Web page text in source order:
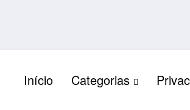
Início Categorias